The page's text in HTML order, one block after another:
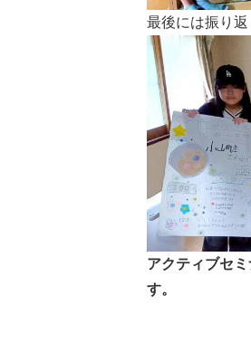
最後には振り
アクティブセ
す。